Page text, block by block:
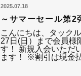
2025.07.18
～サマーセール第2
こんにちは、タック
27日(日）まで会員様
す！ 新規入会いただ
ます！ ※割引は現金